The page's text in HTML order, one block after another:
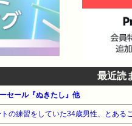
しゃーないやん 175:風吹けば
な曖昧なことより価値がある
との何がイカンのか 69:風吹け
契約時にじゃあ違約まで含め
05/13(土) 08:07:39.99
>>87 やから言う
んや 73:風吹けば名無し
最近読
セール『ぬきたし』他
の練習をしていた34歳男性、とある